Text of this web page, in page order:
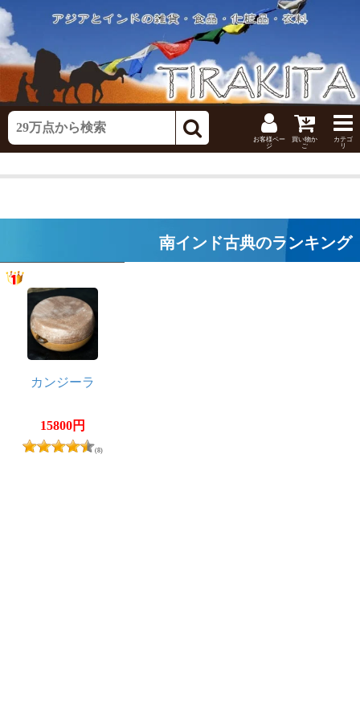
お客様ペー
ジ
買い物か
ご
カテゴ
リ
南インド古典のランキング
カンジーラ
15800円
(8)